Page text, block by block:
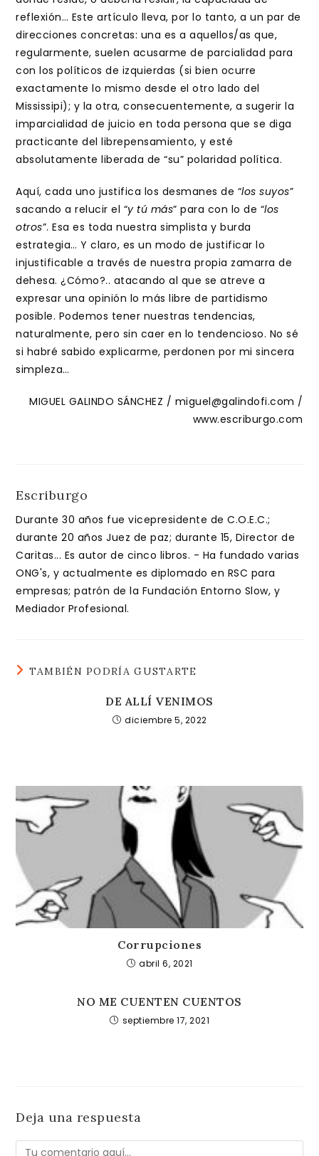
reflexión… Este artículo lleva, por lo tanto, a un par de
direcciones concretas: una es a aquellos/as que,
regularmente, suelen acusarme de parcialidad para
con los políticos de izquierdas (si bien ocurre
exactamente lo mismo desde el otro lado del
Mississipi); y la otra, consecuentemente, a sugerir la
imparcialidad de juicio en toda persona que se diga
practicante del librepensamiento, y esté
absolutamente liberada de “su” polaridad política.
Aquí, cada uno justifica los desmanes de “los suyos”
sacando a relucir el “y tú más” para con lo de “los
otros”. Esa es toda nuestra simplista y burda
estrategia… Y claro, es un modo de justificar lo
injustificable a través de nuestra propia zamarra de
dehesa. ¿Cómo?.. atacando al que se atreve a
expresar una opinión lo más libre de partidismo
posible. Podemos tener nuestras tendencias,
naturalmente, pero sin caer en lo tendencioso. No sé
si habré sabido explicarme, perdonen por mi sincera
simpleza…
MIGUEL GALINDO SÁNCHEZ / miguel@galindofi.com /
www.escriburgo.com
Escriburgo
Durante 30 años fue vicepresidente de C.O.E.C.;
durante 20 años Juez de paz; durante 15, Director de
Caritas... Es autor de cinco libros. - Ha fundado varias
ONG's, y actualmente es diplomado en RSC para
empresas; patrón de la Fundación Entorno Slow, y
Mediador Profesional.
TAMBIÉN PODRÍA GUSTARTE
DE ALLÍ VENIMOS
diciembre 5, 2022
Corrupciones
abril 6, 2021
NO ME CUENTEN CUENTOS
septiembre 17, 2021
Deja una respuesta
Comentario